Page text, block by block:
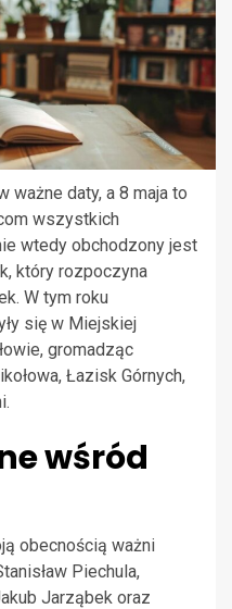
ważne daty, a 8 maja to
wszystkich
wtedy obchodzony jest
który rozpoczyna
W tym roku
się w Miejskiej
gromadząc
Łazisk Górnych,
wśród
obecnością ważni
Piechula,
Jarząbek oraz